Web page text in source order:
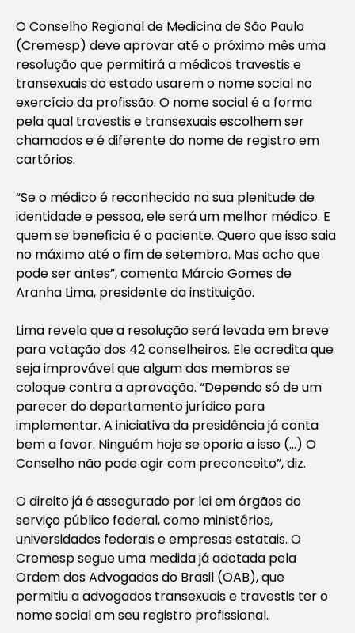
O Conselho Regional de Medicina de São Paulo
(Cremesp) deve aprovar até o próximo mês uma
resolução que permitirá a médicos travestis e
transexuais do estado usarem o nome social no
exercício da profissão. O nome social é a forma
pela qual travestis e transexuais escolhem ser
chamados e é diferente do nome de registro em
cartórios.
“Se o médico é reconhecido na sua plenitude de
identidade e pessoa, ele será um melhor médico. E
quem se beneficia é o paciente. Quero que isso saia
no máximo até o fim de setembro. Mas acho que
pode ser antes”, comenta Márcio Gomes de
Aranha Lima, presidente da instituição.
Lima revela que a resolução será levada em breve
para votação dos 42 conselheiros. Ele acredita que
seja improvável que algum dos membros se
coloque contra a aprovação. “Dependo só de um
parecer do departamento jurídico para
implementar. A iniciativa da presidência já conta
bem a favor. Ninguém hoje se oporia a isso (…) O
Conselho não pode agir com preconceito”, diz.
O direito já é assegurado por lei em órgãos do
serviço público federal, como ministérios,
universidades federais e empresas estatais. O
Cremesp segue uma medida já adotada pela
Ordem dos Advogados do Brasil (OAB), que
permitiu a advogados transexuais e travestis ter o
nome social em seu registro profissional.